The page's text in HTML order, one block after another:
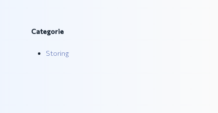
Categorie
Storing